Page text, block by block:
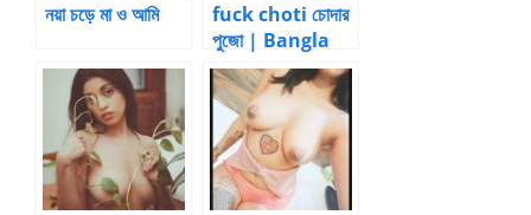
নয়া চড়ে মা ও আমি
fuck choti চোদার
পুজো | Bangla
choti kahini